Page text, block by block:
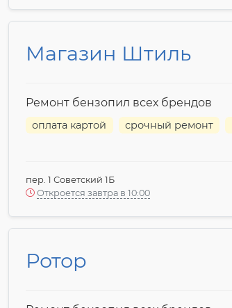
Магазин Штиль
Ремонт бензопил всех брендов
оплата картой срочный ремонт
пер. 1 Советский 1Б
Откроется завтра в 10:00
Ротор